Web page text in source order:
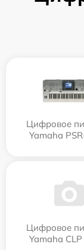
Цифровое
Yamaha
Цифровое
Yamaha